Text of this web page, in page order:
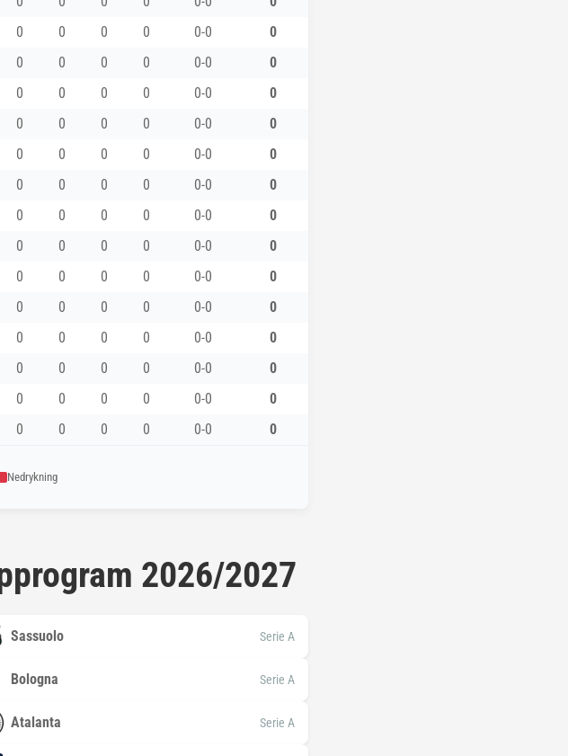
0 0 0 0 0-0
0
0 0 0 0 0-0
0
0 0 0 0 0-0
0
0 0 0 0 0-0
0
0 0 0 0 0-0
0
0 0 0 0 0-0
0
0 0 0 0 0-0
0
0 0 0 0 0-0
0
0 0 0 0 0-0
0
0 0 0 0 0-0
0
0 0 0 0 0-0
0
0 0 0 0 0-0
0
0 0 0 0 0-0
0
0 0 0 0 0-0 0
Nedrykning
2026/2027
Sassuolo Serie A
Bologna Serie A
Atalanta Serie A